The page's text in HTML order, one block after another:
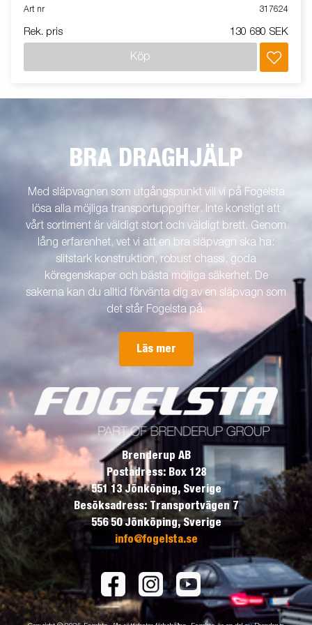
lastvikt är denna släpvagn en pålitlig arbetskamrat för dina
elektriskt hydrauliskt tippsystem säkerställer BT5325 smidig
medan den höga tippvinkeln garanterar snabb lossning av allt
Art nr
317624
Rek. pris 130 680 SEK
Köp
BRA DRAGHJÄLP
Med släpvagnen som utgångspunkt vill vi på Fogelsta
lösa alla möjliga transportuppgifter. Inte konstigt att
vårt sortiment är väldigt stort och väldigt brett. Genom
lång erfarenhet, vet vi att en bra släpvagn ska ha:
slitstark konstruktion, robust chassi, goda
köregenskaper och bästa möjliga säkerhet. De
sakerna kan du alltid förvänta dig av en släpvagn som
det står Fogelsta på.
Läs mer
Brenderup AB
Postadress: Box 128
551 13 Jönköping, Sverige
Besöksadress: Transportvägen 7
556 50 Jönköping, Sverige
info@fogelsta.se